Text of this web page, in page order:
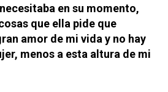
en su momento,
que ella pide que
amor de mi vida y no hay
menos a esta altura de mi